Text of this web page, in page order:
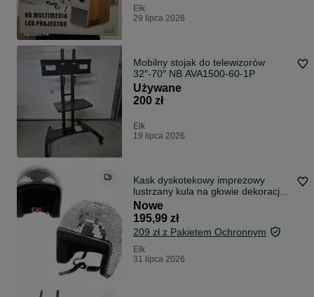
Ełk
29 lipca 2026
Mobilny stojak do telewizorów
32″-70″ NB AVA1500-60-1P
Używane
200 zł
Ełk
19 lipca 2026
Kask dyskotekowy imprezowy
lustrzany kula na głowie dekoracja
disco
Nowe
195,99 zł
209 zł z Pakietem Ochronnym
Ełk
31 lipca 2026